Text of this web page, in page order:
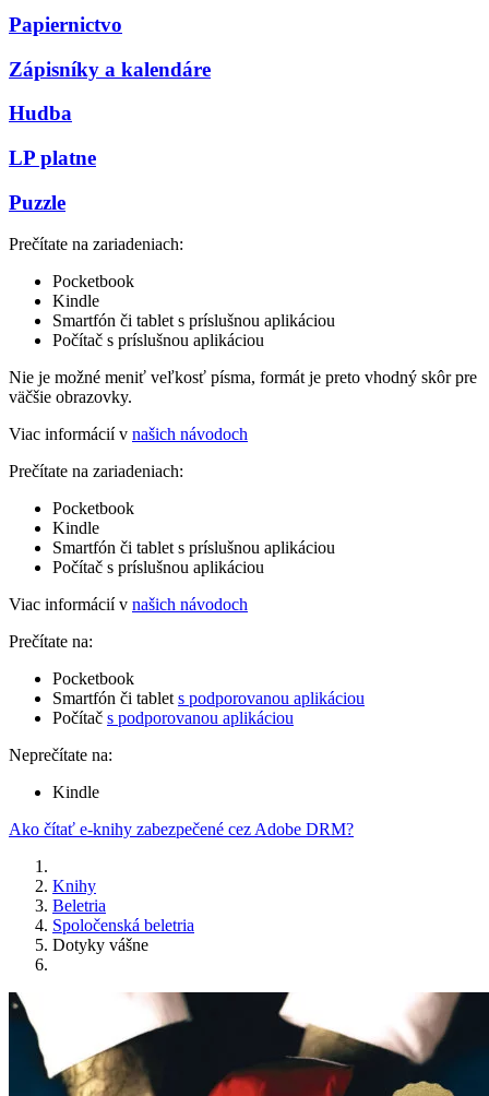
Papiernictvo
Zápisníky a kalendáre
Hudba
LP platne
Puzzle
Prečítate na zariadeniach:
Pocketbook
Kindle
Smartfón či tablet s príslušnou aplikáciou
Počítač s príslušnou aplikáciou
Nie je možné meniť veľkosť písma, formát je preto vhodný skôr pre
väčšie obrazovky.
Viac informácií v našich návodoch
Prečítate na zariadeniach:
Pocketbook
Kindle
Smartfón či tablet s príslušnou aplikáciou
Počítač s príslušnou aplikáciou
Viac informácií v našich návodoch
Prečítate na:
Pocketbook
Smartfón či tablet s podporovanou aplikáciou
Počítač s podporovanou aplikáciou
Neprečítate na:
Kindle
Ako čítať e-knihy zabezpečené cez Adobe DRM?
Knihy
Beletria
Spoločenská beletria
Dotyky vášne